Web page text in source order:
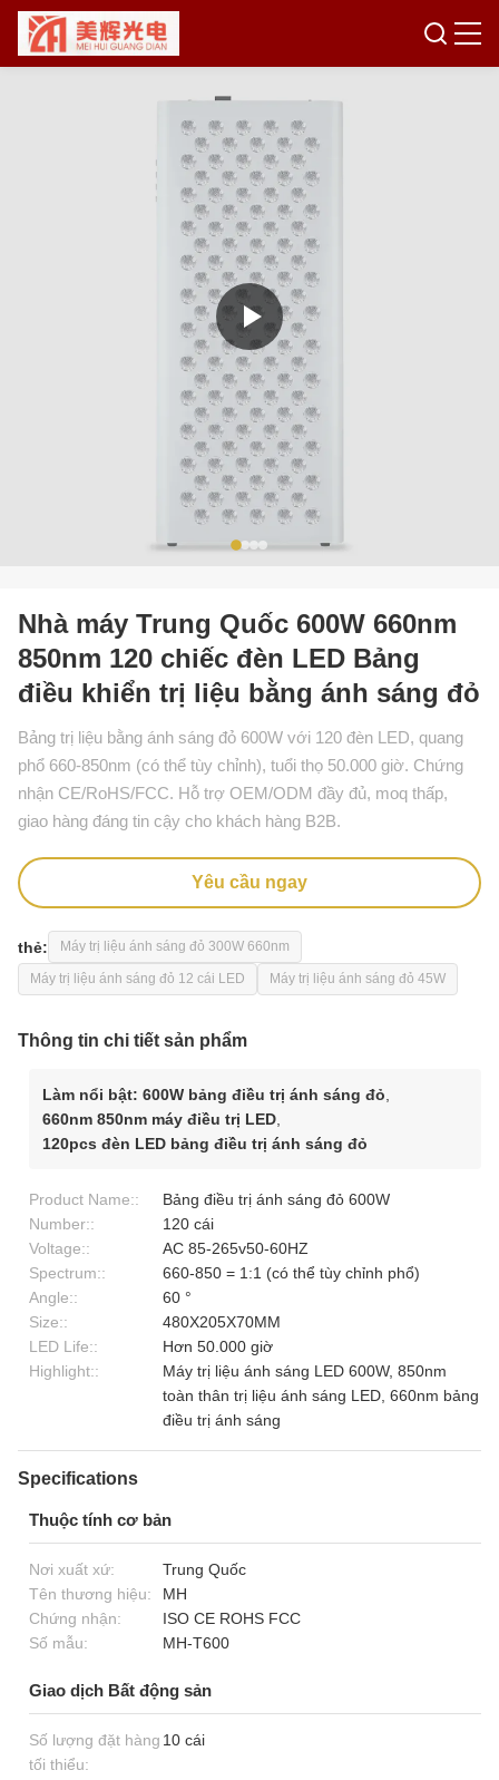
Nhà máy Trung Quốc 600W 660nm
850nm 120 chiếc đèn LED Bảng
điều khiển trị liệu bằng ánh sáng đỏ
Bảng trị liệu bằng ánh sáng đỏ 600W với 120 đèn LED, quang
phổ 660-850nm (có thể tùy chỉnh), tuổi thọ 50.000 giờ. Chứng
nhận CE/RoHS/FCC. Hỗ trợ OEM/ODM đầy đủ, moq thấp,
giao hàng đáng tin cậy cho khách hàng B2B.
Yêu cầu ngay
thẻ: Máy trị liệu ánh sáng đỏ 300W 660nm
Máy trị liệu ánh sáng đỏ 12 cái LED Máy trị liệu ánh sáng đỏ 45W
Thông tin chi tiết sản phẩm
Làm nổi bật: 600W bảng điều trị ánh sáng đỏ
660nm 850nm máy điều trị LED
120pcs đèn LED bảng điều trị ánh sáng đỏ
Product Name::
Bảng điều trị ánh sáng đỏ 600W
Number::
120 cái
Voltage::
AC 85-265v50-60HZ
Spectrum::
660-850 = 1:1 (có thể tùy chỉnh phổ)
Angle::
60 °
Size::
480X205X70MM
LED Life::
Hơn 50.000 giờ
Highlight::
Máy trị liệu ánh sáng LED 600W, 850nm
toàn thân trị liệu ánh sáng LED, 660nm bảng
điều trị ánh sáng
Specifications
Thuộc tính cơ bản
Nơi xuất xứ:
Trung Quốc
Tên thương hiệu:
MH
Chứng nhận:
ISO CE ROHS FCC
Số mẫu:
MH-T600
Giao dịch Bất động sản
Số lượng đặt hàng
tối thiểu:
10 cái